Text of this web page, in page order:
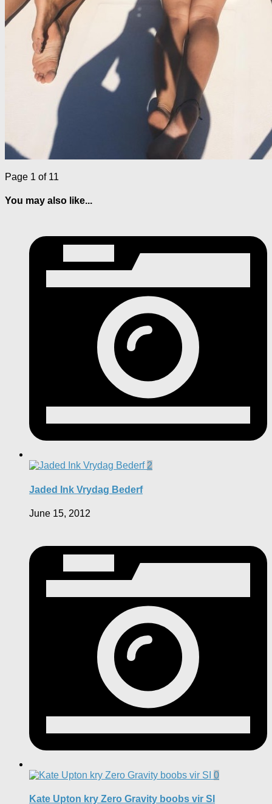
Page 1 of 11
You may also like...
2
Jaded Ink Vrydag Bederf
June 15, 2012
0
Kate Upton kry Zero Gravity boobs vir SI